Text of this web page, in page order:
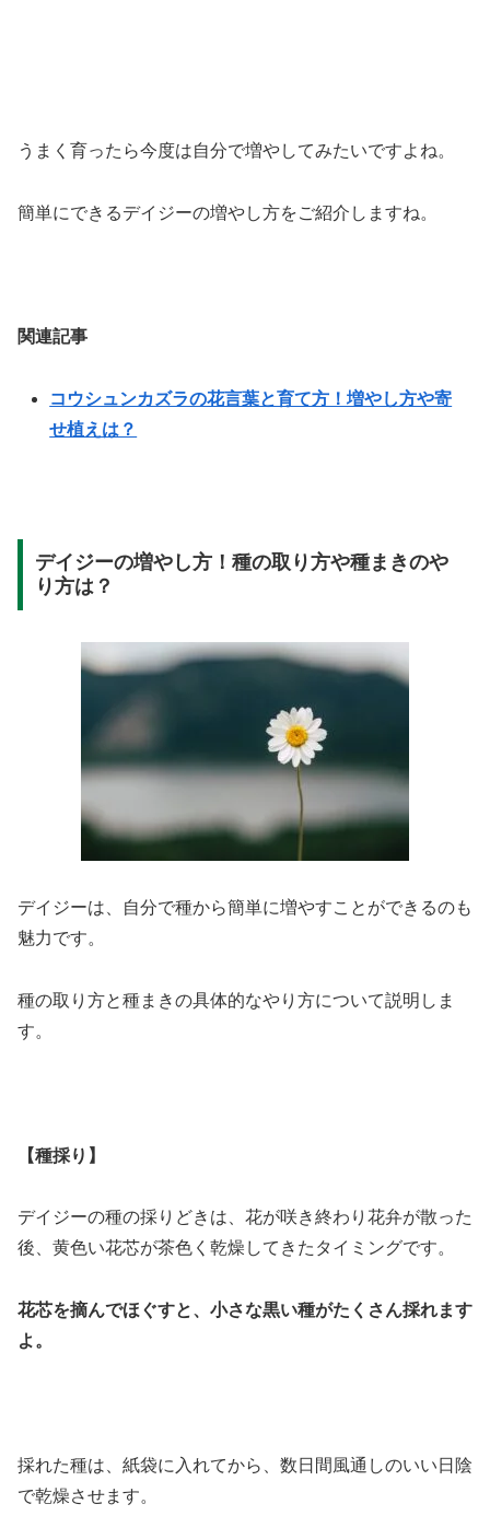
うまく育ったら今度は自分で増やしてみたいですよね。
簡単にできるデイジーの増やし方をご紹介しますね。
関連記事
コウシュンカズラの花言葉と育て方！増やし方や寄
せ植えは？
デイジーの増やし方！種の取り方や種まきのや
り方は？
デイジーは、自分で種から簡単に増やすことができるのも
魅力です。
種の取り方と種まきの具体的なやり方について説明しま
す。
【種採り】
デイジーの種の採りどきは、花が咲き終わり花弁が散った
後、黄色い花芯が茶色く乾燥してきたタイミングです。
花芯を摘んでほぐすと、小さな黒い種がたくさん採れます
よ。
採れた種は、紙袋に入れてから、数日間風通しのいい日陰
で乾燥させます。